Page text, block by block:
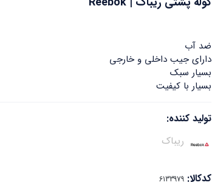
ضد آب
دارای جیب داخلی و خارجی
بسیار سبک
بسیار با کیفیت
تولید کننده:
ریباک
کدکالا: